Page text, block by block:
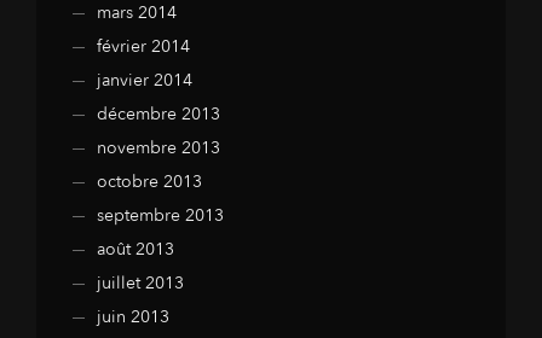
mars 2014
février 2014
janvier 2014
décembre 2013
novembre 2013
octobre 2013
septembre 2013
août 2013
juillet 2013
juin 2013